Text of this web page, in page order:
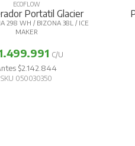
ECOFLOW
Portatil Glacier
298 WH / BIZONA 38L / ICE
MAKER
C/U
$2.142.844
SKU 050030350